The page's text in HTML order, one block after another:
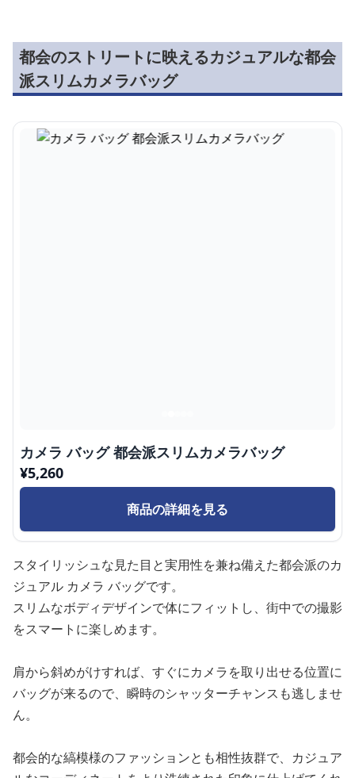
都会のストリートに映えるカジュアルな都会
派スリムカメラバッグ
カメラ バッグ 都会派スリムカメラバッグ
¥5,260
商品の詳細を見る
スタイリッシュな見た目と実用性を兼ね備えた都会派のカ
ジュアル カメラ バッグです。
スリムなボディデザインで体にフィットし、街中での撮影
をスマートに楽しめます。
肩から斜めがけすれば、すぐにカメラを取り出せる位置に
バッグが来るので、瞬時のシャッターチャンスも逃しませ
ん。
都会的な縞模様のファッションとも相性抜群で、カジュア